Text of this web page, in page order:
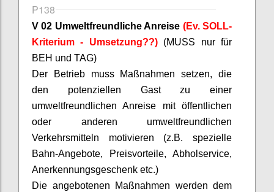
P138
V 02 Umweltfreundliche Anreise (Ev. SOLL-
Kriterium - Umsetzung??)(MUSS nur für
BEH und TAG)
Der Betrieb muss Maßnahmen setzen, die
den potenziellen Gast zu einer
umweltfreundlichen Anreise mit öffentlichen
oder anderen umweltfreundlichen
Verkehrsmitteln motivieren (z.B. spezielle
Bahn-Angebote, Preisvorteile, Abholservice,
Anerkennungsgeschenk etc.)
Die angebotenen Maßnahmen werden dem